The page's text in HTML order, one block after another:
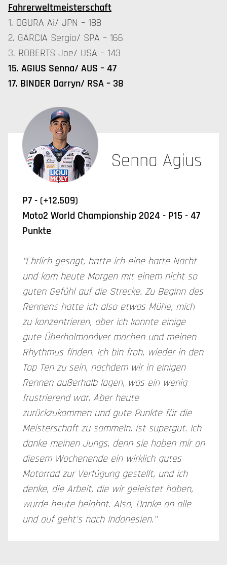
Fahrerweltmeisterschaft
1. OGURA Ai/ JPN – 188
2. GARCIA Sergio/ SPA – 166
3. ROBERTS Joe/ USA – 143
15. AGIUS Senna/ AUS – 47
17. BINDER Darryn/ RSA – 38
Senna Agius
P7 - (+12.509)
Moto2 World Championship 2024 - P15 - 47
Punkte
"Ehrlich gesagt, hatte ich eine harte Nacht
und kam heute Morgen mit einem nicht so
guten Gefühl auf die Strecke. Zu Beginn des
Rennens hatte ich also etwas Mühe, mich
zu konzentrieren, aber ich konnte einige
gute Überholmanöver machen und meinen
Rhythmus finden. Ich bin froh, wieder in den
Top Ten zu sein, nachdem wir in einigen
Rennen außerhalb lagen, was ein wenig
frustrierend war. Aber heute
zurückzukommen und gute Punkte für die
Meisterschaft zu sammeln, ist supergut. Ich
danke meinen Jungs, denn sie haben mir an
diesem Wochenende ein wirklich gutes
Motorrad zur Verfügung gestellt, und ich
denke, die Arbeit, die wir geleistet haben,
wurde heute belohnt. Also, Danke an alle
und auf geht's nach Indonesien."